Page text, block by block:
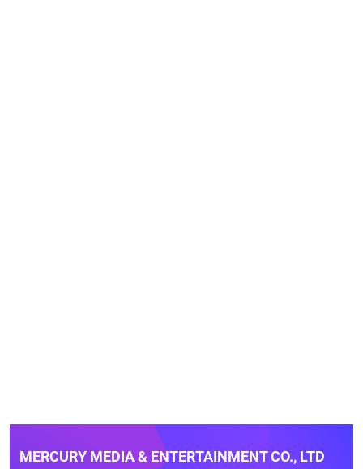
MERCURY MEDIA & ENTERTAINMENT CO., LTD